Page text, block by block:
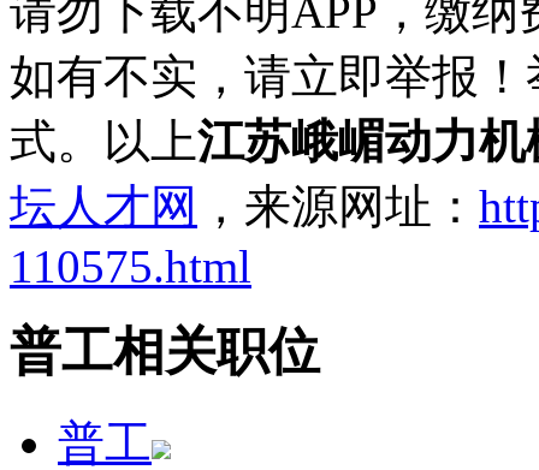
请勿下载不明APP，缴
如有不实，请立即举报
式。以上江苏峨嵋动力
坛人才网 ，来源网址：
110575.html
普工相关职位
普工